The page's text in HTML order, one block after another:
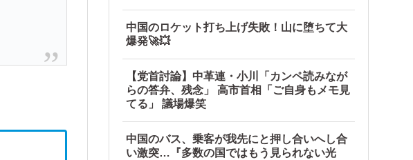
中国のロケット打ち上げ失敗！山に堕ちて大
爆発🚀💥
【党首討論】中革連・小川「カンペ読みなが
らの答弁、残念」 高市首相「ご自身もメモ見
てる」 議場爆笑
中国のバス、乗客が我先にと押し合いへし合
い激突…『多数の国ではもう見られない光